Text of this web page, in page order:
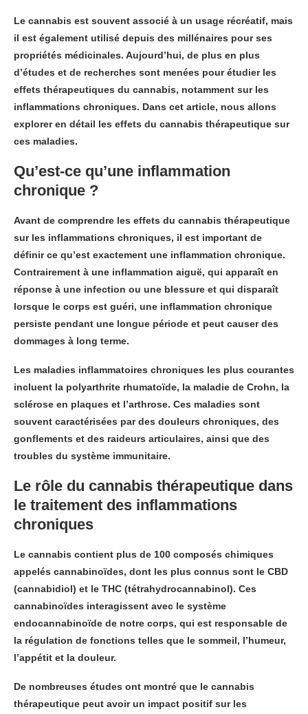
Le cannabis est souvent associé à un usage récréatif, mais
il est également utilisé depuis des millénaires pour ses
propriétés médicinales. Aujourd’hui, de plus en plus
d’études et de recherches sont menées pour étudier les
effets thérapeutiques du cannabis, notamment sur les
inflammations chroniques. Dans cet article, nous allons
explorer en détail les effets du cannabis thérapeutique sur
ces maladies.
Qu’est-ce qu’une inflammation
chronique ?
Avant de comprendre les effets du cannabis thérapeutique
sur les inflammations chroniques, il est important de
définir ce qu’est exactement une inflammation chronique.
Contrairement à une inflammation aiguë, qui apparaît en
réponse à une infection ou une blessure et qui disparaît
lorsque le corps est guéri, une inflammation chronique
persiste pendant une longue période et peut causer des
dommages à long terme.
Les maladies inflammatoires chroniques les plus courantes
incluent la polyarthrite rhumatoïde, la maladie de Crohn, la
sclérose en plaques et l’arthrose. Ces maladies sont
souvent caractérisées par des douleurs chroniques, des
gonflements et des raideurs articulaires, ainsi que des
troubles du système immunitaire.
Le rôle du cannabis thérapeutique dans
le traitement des inflammations
chroniques
Le cannabis contient plus de 100 composés chimiques
appelés cannabinoïdes, dont les plus connus sont le CBD
(cannabidiol) et le THC (tétrahydrocannabinol). Ces
cannabinoïdes interagissent avec le système
endocannabinoïde de notre corps, qui est responsable de
la régulation de fonctions telles que le sommeil, l’humeur,
l’appétit et la douleur.
De nombreuses études ont montré que le cannabis
thérapeutique peut avoir un impact positif sur les